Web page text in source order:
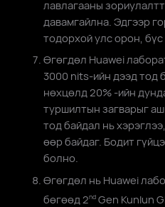
лавлагааны
давамгайлна. Эдгээр
тодорхой улс орон, бүс
Өгөгдөл Huawei
3000⁠ nits⁠-⁠ийн дээд тод
нөхцөлд 20% -ийн
туршилтын загварыг
тод байдал нь
өөр байдаг. Бодит
болно.
Өгөгдөл нь Huawei
бөгөөд 2ndGen Kunlun